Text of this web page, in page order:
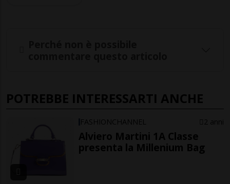
POTREBBE INTERESSARTI ANCHE
FASHIONCHANNEL 2 anni
Alviero Martini 1A Classe
presenta la Millenium Bag